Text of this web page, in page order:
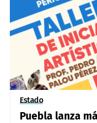
Estado
Puebla lanza